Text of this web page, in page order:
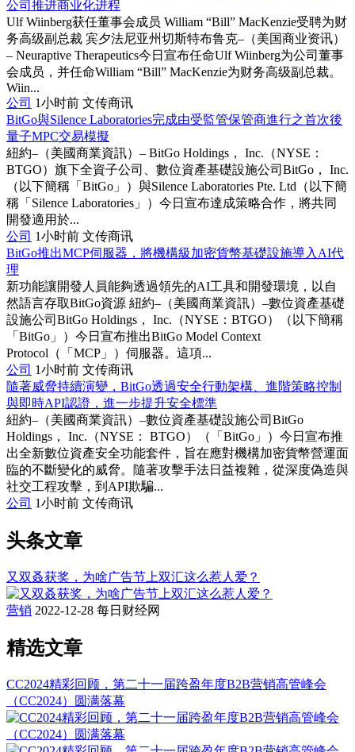
公司推进商业化进程
Ulf Wiinberg获任董事会成员 William “Bill” MacKenzie受聘为财
务高级副总裁 宾夕法尼亚州切斯特布鲁克–（美国商业资讯）
– Neuraptive Therapeutics今日宣布任命Ulf Wiinberg为公司董事
会成员，并任命William “Bill” MacKenzie为财务高级副总裁。
Wiin...
公司 1小时前 文传商讯
BitGo與Silence Laboratories完成由受監管保管商進行之首次後
量子MPC交易模擬
紐約–（美國商業資訊）– BitGo Holdings， Inc.（NYSE：
BTGO）旗下全資子公司、數位資產基礎設施公司BitGo， Inc.
（以下簡稱「BitGo」）與Silence Laboratories Pte. Ltd（以下簡
稱「Silence Laboratories」）今日宣布達成策略合作，將共同
開發適用於...
公司 1小时前 文传商讯
BitGo推出MCP伺服器，將機構級加密貨幣基礎設施導入AI代
理
新功能讓開發人員能夠透過領先的AI工具和開發環境，以自
然語言存取BitGo資源 紐約–（美國商業資訊）–數位資產基礎
設施公司BitGo Holdings， Inc.（NYSE：BTGO）（以下簡稱
「BitGo」）今日宣布推出BitGo Model Context
Protocol（「MCP」）伺服器。這項...
公司 1小时前 文传商讯
隨著威脅持續演變，BitGo透過安全行動架構、進階策略控制
與即時API認證，進一步提升安全標準
紐約–（美國商業資訊）–數位資產基礎設施公司BitGo
Holdings， Inc.（NYSE： BTGO）（「BitGo」）今日宣布推
出全新數位資產安全功能套件，旨在應對機構加密貨幣營運面
臨的不斷變化的威脅。隨著攻擊手法日益複雜，從深度偽造與
社交工程攻擊，到API欺騙...
公司 1小时前 文传商讯
头条文章
又双叒获奖，为啥广告节上双汇这么惹人爱？
营销 2022-12-28 每日财经网
精选文章
CC2024精彩回顾，第二十一届跨盈年度B2B营销高管峰会
（CC2024）圆满落幕